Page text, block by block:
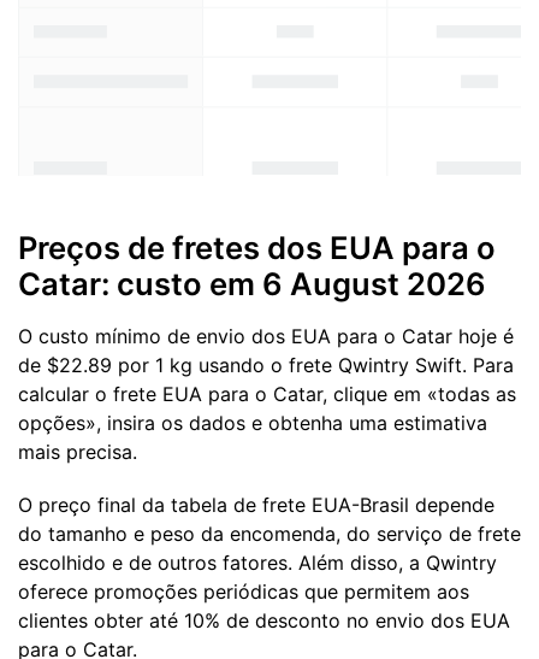
Preços de fretes dos EUA para o
Catar: custo em 6 August 2026
O custo mínimo de envio dos EUA para o Catar hoje é
de $22.89 por 1 kg usando o frete Qwintry Swift. Para
calcular o frete EUA para o Catar, clique em «todas as
opções», insira os dados e obtenha uma estimativa
mais precisa.
O preço final da tabela de frete EUA-Brasil depende
do tamanho e peso da encomenda, do serviço de frete
escolhido e de outros fatores. Além disso, a Qwintry
oferece promoções periódicas que permitem aos
clientes obter até 10% de desconto no envio dos EUA
para o Catar.